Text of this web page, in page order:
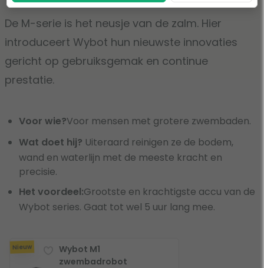
De M-serie is het neusje van de zalm. Hier
introduceert Wybot hun nieuwste innovaties
gericht op gebruiksgemak en continue
prestatie.
Voor wie?Voor mensen met grotere zwembaden.
Wat doet hij? Uiteraard reinigen ze de bodem,
wand en waterlijn met de meeste kracht en
precisie.
Het voordeel:Grootste en krachtigste accu van de
Wybot series. Gaat tot wel 5 uur lang mee.
Nieuw
Wybot M1
zwembadrobot